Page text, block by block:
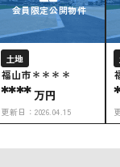
会員限定公開物件
土地
福山市＊＊＊＊
****万円
更新日： 2026.04.15